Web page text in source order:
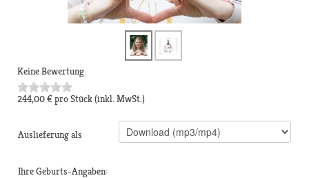
Keine Bewertung
244,00 €pro Stück(inkl. MwSt.)
Auslieferung als
Ihre Geburts-Angaben: